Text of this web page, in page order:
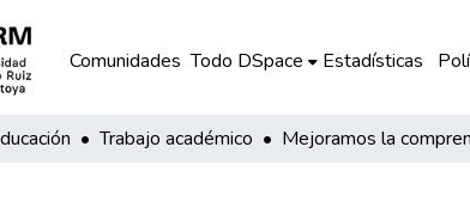
Comunidades Todo DSpace Estadísticas
Trabajo académico